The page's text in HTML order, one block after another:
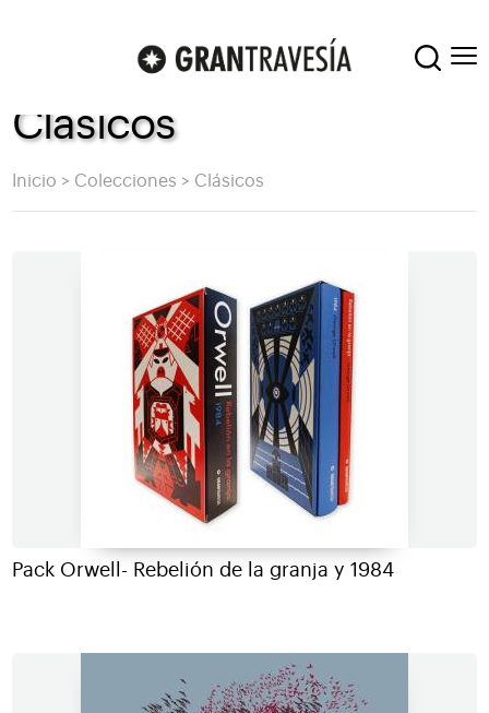
Clásicos
Inicio > Colecciones > Clásicos
Pack Orwell- Rebelión de la granja y 1984